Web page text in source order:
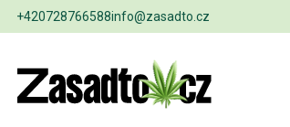
+420728766588info@zasadto.cz